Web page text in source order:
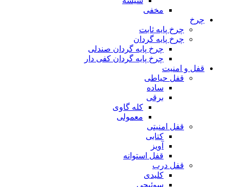
مخفی
چرخ
چرخ پایه ثابت
چرخ پایه گردان
چرخ پایه گردان صندلی
چرخ پایه گردان کفی دار
قفل و امنیت
قفل حیاطی
ساده
برقی
کله گاوی
معمولی
قفل امنیتی
کتابی
آویز
قفل استوانه
قفل درب
کلیدی
سوئیچی